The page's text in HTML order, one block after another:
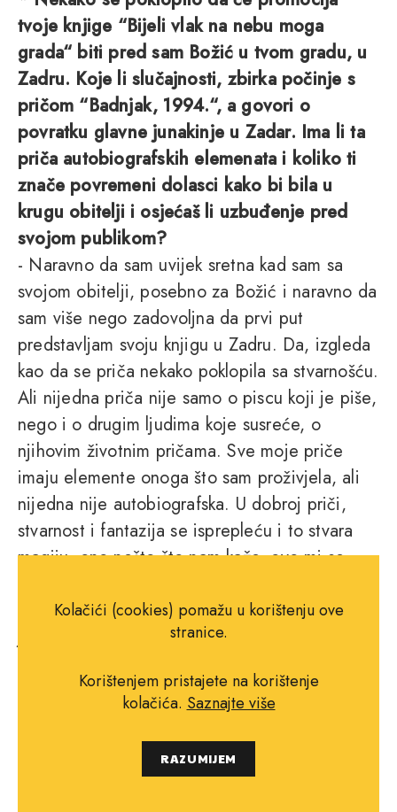
tvoje knjige “Bijeli vlak na nebu moga
grada“ biti pred sam Božić u tvom gradu, u
Zadru. Koje li slučajnosti, zbirka počinje s
pričom “Badnjak, 1994.“, a govori o
povratku glavne junakinje u Zadar. Ima li ta
priča autobiografskih elemenata i koliko ti
znače povremeni dolasci kako bi bila u
krugu obitelji i osjećaš li uzbuđenje pred
svojom publikom?
- Naravno da sam uvijek sretna kad sam sa
svojom obitelji, posebno za Božić i naravno da
sam više nego zadovoljna da prvi put
predstavljam svoju knjigu u Zadru. Da, izgleda
kao da se priča nekako poklopila sa stvarnošću.
Ali nijedna priča nije samo o piscu koji je piše,
nego i o drugim ljudima koje susreće, o
njihovim životnim pričama. Sve moje priče
imaju elemente onoga što sam proživjela, ali
nijedna nije autobiografska. U dobroj priči,
stvarnost i fantazija se isprepleću i to stvara
magiju, ono nešto što nam kaže, ovo mi se
Neke su stvari neuhvatljive i neka ostanu takve
jer i to je jedna čarolija.
Kolačići (cookies) pomažu u korištenju ove
stranice.
Korištenjem pristajete na korištenje
kolačića. Saznajte više
RAZUMIJEM